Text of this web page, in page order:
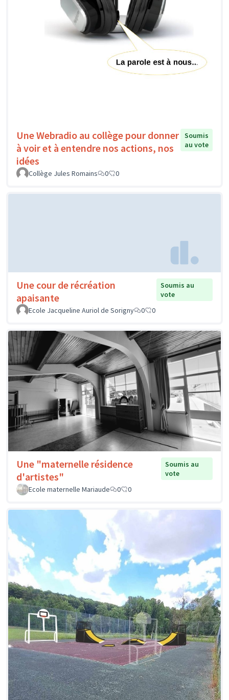
Une Webradio au collège pour donner
à voir et à entendre nos actions, nos
idées
Soumis
au vote
Collège Jules Romains 0 0
Une cour de récréation
apaisante
Soumis au
vote
Ecole Jacqueline Auriol de Sorigny
0 0
Une "maternelle résidence
d'artistes"
Soumis au
vote
Ecole maternelle Mariaude
0 0